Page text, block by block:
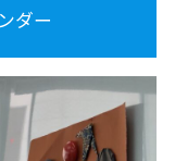
ダー